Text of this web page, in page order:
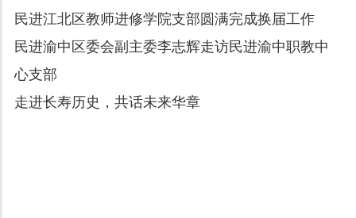
民进江北区教师进修学院支部圆满完成换届工作
民进渝中区委会副主委李志辉走访民进渝中职教中
心支部
走进长寿历史，共话未来华章